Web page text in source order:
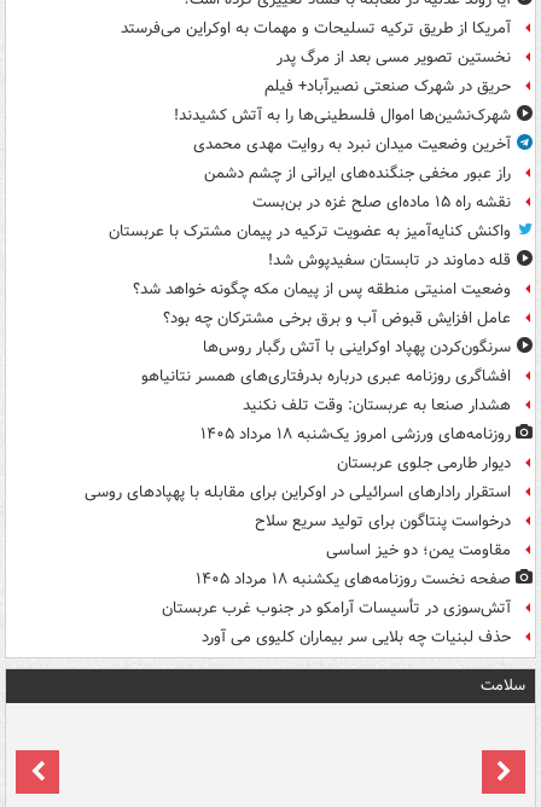
آمریکا از طریق ترکیه تسلیحات و مهمات به اوکراین می‌فرستد
نخستین تصویر مسی بعد از مرگ پدر
حریق در شهرک صنعتی نصیرآباد+ فیلم
شهرک‌نشین‌ها اموال فلسطینی‌ها را به آتش کشیدند!
آخرین وضعیت میدان نبرد به روایت مهدی محمدی
راز عبور مخفی جنگنده‌های ایرانی از چشم دشمن
نقشه راه ۱۵ ماده‌ای صلح غزه در بن‌بست
واکنش کنایه‌آمیز به عضویت ترکیه در پیمان مشترک با عربستان
قله دماوند در تابستان سفیدپوش شد!
وضعیت امنیتی منطقه پس از پیمان مکه چگونه خواهد شد؟
عامل افزایش قبوض آب و برق برخی مشترکان چه بود؟
سرنگون‌کردن پهپاد اوکراینی با آتش رگبار روس‌ها
افشاگری روزنامه عبری درباره بدرفتاری‌های همسر نتانیاهو
هشدار صنعا به عربستان: وقت تلف نکنید
روزنامه‌های ورزشی امروز یک‌شنبه ۱۸ مرداد ۱۴۰۵
دیوار طارمی جلوی عربستان
استقرار رادارهای اسرائیلی در اوکراین برای مقابله با پهپادهای روسی
درخواست پنتاگون برای تولید سریع سلاح
مقاومت یمن؛ دو خیز اساسی
صفحه نخست روزنامه‌های یکشنبه ۱۸ مرداد ۱۴۰۵
آتش‌سوزی در تأسیسات آرامکو در جنوب غرب عربستان
حذف لبنیات چه بلایی سر بیماران کلیوی می آورد
سلامت